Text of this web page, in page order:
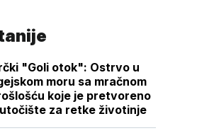
"Goli otok": Ostrvo u
moru sa mračnom
koje je pretvoreno
za retke životinje